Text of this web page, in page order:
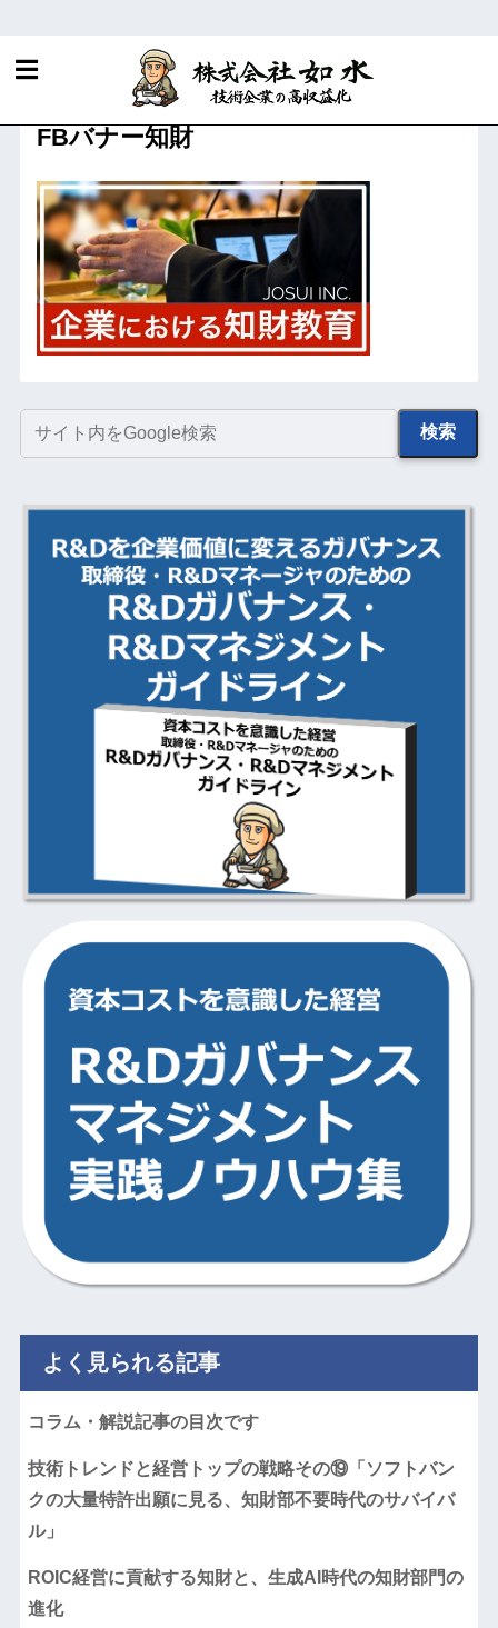
企業における知財教育
FBバナー知財
検索
よく見られる記事
コラム・解説記事の目次です
技術トレンドと経営トップの戦略その⑲「ソフトバン
クの大量特許出願に見る、知財部不要時代のサバイバ
ル」
ROIC経営に貢献する知財と、生成AI時代の知財部門の
進化